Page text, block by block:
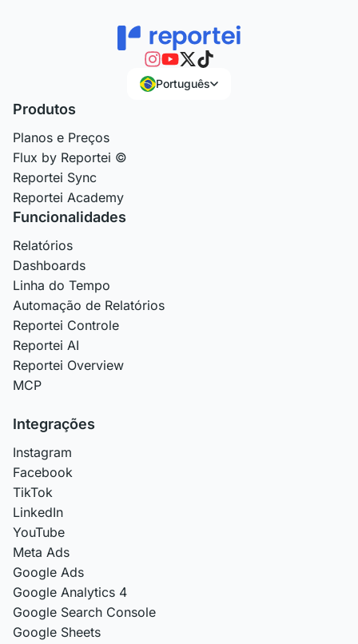
Português
Produtos
Planos e Preços
Flux by Reportei ©
Reportei Sync
Reportei Academy
Funcionalidades
Relatórios
Dashboards
Linha do Tempo
Automação de Relatórios
Reportei Controle
Reportei AI
Reportei Overview
MCP
Integrações
Instagram
Facebook
TikTok
LinkedIn
YouTube
Meta Ads
Google Ads
Google Analytics 4
Google Search Console
Google Sheets